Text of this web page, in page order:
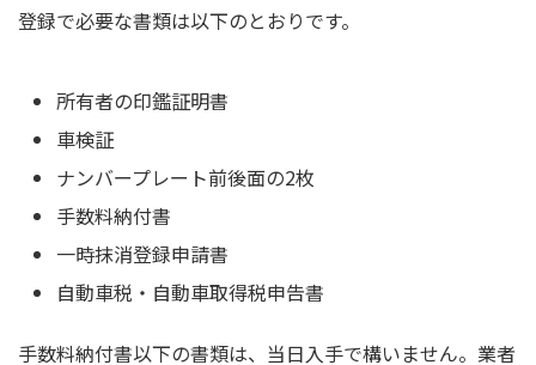
登録で必要な書類は以下のとおりです。
所有者の印鑑証明書
車検証
ナンバープレート前後面の2枚
手数料納付書
一時抹消登録申請書
自動車税・自動車取得税申告書
手数料納付書以下の書類は、当日入手で構いません。業者